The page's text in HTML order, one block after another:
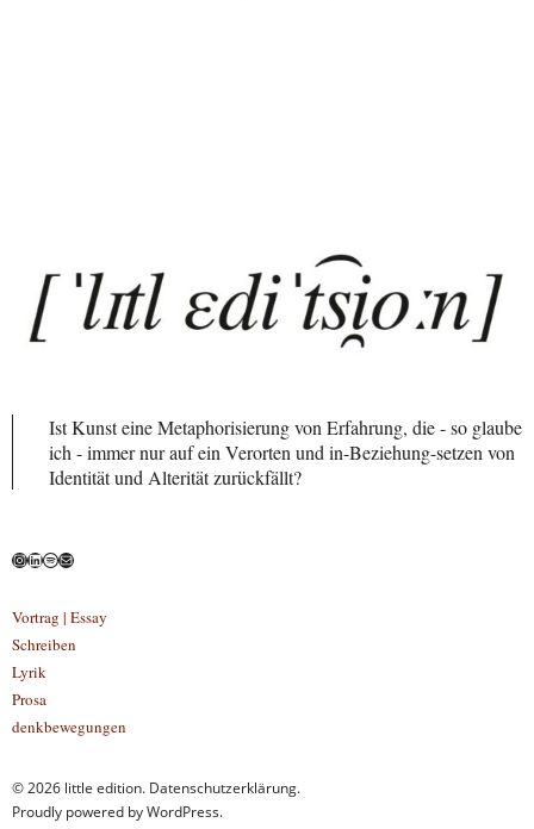
Ist Kunst eine Metaphorisierung von Erfahrung, die - so glaube
ich - immer nur auf ein Verorten und in-Beziehung-setzen von
Identität und Alterität zurückfällt?
Instagram
LinkedIn
Spotify
E-Mail
Vortrag | Essay
Schreiben
Lyrik
Prosa
denkbewegungen
© 2026 little edition. Datenschutzerklärung
Proudly powered byWordPress.